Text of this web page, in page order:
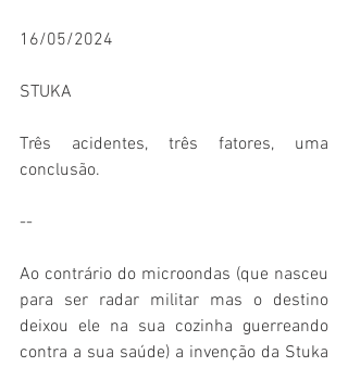
16/05/2024
STUKA
Três acidentes, três fatores, uma
conclusão.
--
Ao contrário do microondas (que nasceu
para ser radar militar mas o destino
deixou ele na sua cozinha guerreando
contra a sua saúde) a invenção da Stuka